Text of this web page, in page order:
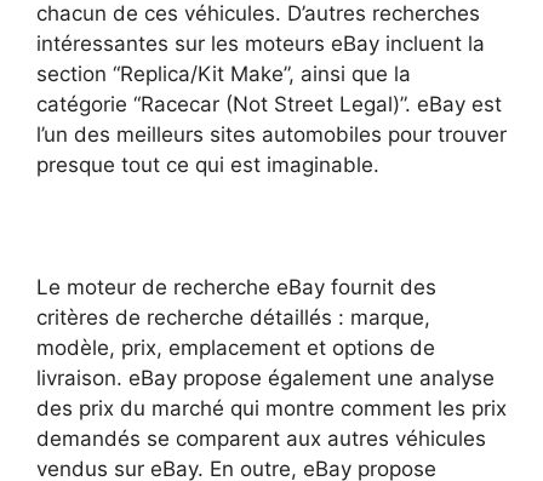
chacun de ces véhicules. D’autres recherches
intéressantes sur les moteurs eBay incluent la
section “Replica/Kit Make”, ainsi que la
catégorie “Racecar (Not Street Legal)”. eBay est
l’un des meilleurs sites automobiles pour trouver
presque tout ce qui est imaginable.
Le moteur de recherche eBay fournit des
critères de recherche détaillés : marque,
modèle, prix, emplacement et options de
livraison. eBay propose également une analyse
des prix du marché qui montre comment les prix
demandés se comparent aux autres véhicules
vendus sur eBay. En outre, eBay propose